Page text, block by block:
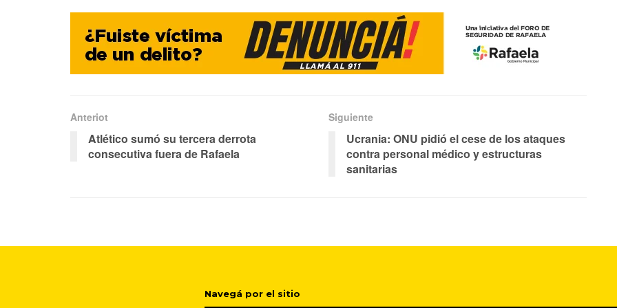
Anteriot
Atlético sumó su tercera derrota
consecutiva fuera de Rafaela
Siguiente
Ucrania: ONU pidió el cese de los ataques
contra personal médico y estructuras
sanitarias
Navegá por el sitio